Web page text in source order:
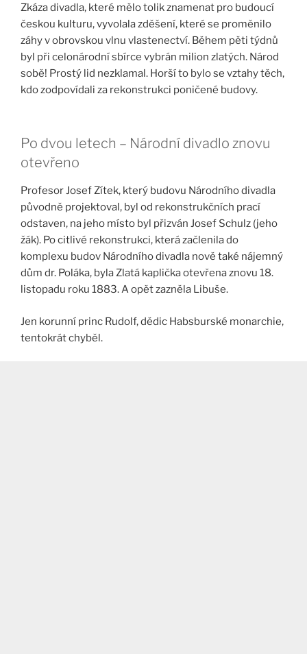
Zkáza divadla, které mělo tolik znamenat pro budoucí
českou kulturu, vyvolala zděšení, které se proměnilo
záhy v obrovskou vlnu vlastenectví. Během pěti týdnů
byl při celonárodní sbírce vybrán milion zlatých. Národ
sobě! Prostý lid nezklamal. Horší to bylo se vztahy těch,
kdo zodpovídali za rekonstrukci poničené budovy.
Po dvou letech – Národní divadlo znovu
otevřeno
Profesor Josef Zítek, který budovu Národního divadla
původně projektoval, byl od rekonstrukčních prací
odstaven, na jeho místo byl přizván Josef Schulz (jeho
žák). Po citlivé rekonstrukci, která začlenila do
komplexu budov Národního divadla nově také nájemný
dům dr. Poláka, byla Zlatá kaplička otevřena znovu 18.
listopadu roku 1883. A opět zazněla Libuše.
Jen korunní princ Rudolf, dědic Habsburské monarchie,
tentokrát chyběl.